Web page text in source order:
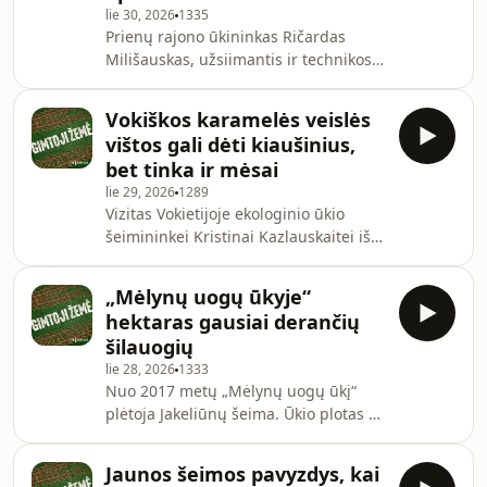
Lietuvos grūdų augintojų asociacijos
pirmininkas Audrius Vanagas. Dėl šio
klausimo žemdirbiai kreipėsi į Žemės
ūkio ministeriją, o ši situaciją perdavė
Konkur
lie 30, 2026 1335
Prienų rajono ūkininkas Ričardas
Milišauskas, užsiimantis ir technikos
Birželį jis sužinojo, kad jo savadarbė
priekaba – išregistruota. Prieš akis
darbymetis, o derliaus vežti nebus su
kuo. Lietuvos ūkininkų sąjungos
Prienų skyriaus pirmininkė Asta
Gluoksnienė sako, kad apie tokias
rizikas Žemės ūkio skyrius ūkininkus
infor
Vokiškos karamelės veislės
vištos gali dėti kiaušinius,
bet tinka ir mėsai
lie 29, 2026 1289
Vizitas Vokietijoje ekologinio ūkio
šeimininkei Kristinai Kazlauskaitei iš
pabandyti auginti išskirtines
karamelės veislės vištas. Jų ypatumas
– ne tik deda kiaušinius, bet ir tinka
mėsai. Palaikymą jaučianti ūkininkė
Kristina sako, kad žmonės jau
teiraujasi, kada galės paragauti
naujos veislės vištų
kiaušinių.Valstybinė maisto ir veter
„Mėlynų uogų ūkyje“
hektaras gausiai derančių
šilauogių
lie 28, 2026 1333
Nuo 2017 metų „Mėlynų uogų ūkį“
plėtoja Jakeliūnų šeima. Ūkio plotas 2
šilauogėms. Nors didelei daliai
Jaunos šeimos pavyzdys, kai